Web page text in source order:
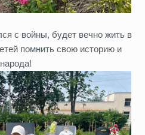
с войны, будет вечно жить в
помнить свою историю и